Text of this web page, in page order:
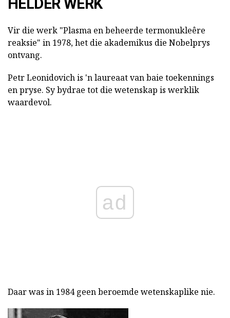
HELDER WERK
Vir die werk "Plasma en beheerde termonukleêre
reaksie" in 1978, het die akademikus die Nobelprys
ontvang.
Petr Leonidovich is 'n laureaat van baie toekennings
en pryse. Sy bydrae tot die wetenskap is werklik
waardevol.
ad
Daar was in 1984 geen beroemde wetenskaplike nie.